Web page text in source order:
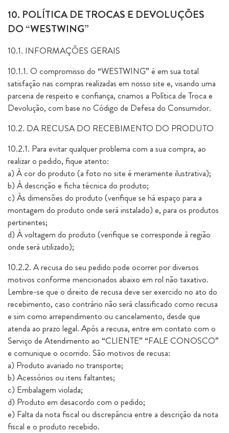
10. POLÍTICA DE TROCAS E DEVOLUÇÕES
DO “WESTWING”
10.1. INFORMAÇÕES GERAIS
10.1.1. O compromisso do “WESTWING” é em sua total
satisfação nas compras realizadas em nosso site e, visando uma
parceria de respeito e confiança, criamos a Política de Troca e
Devolução, com base no Código de Defesa do Consumidor.
10.2. DA RECUSA DO RECEBIMENTO DO PRODUTO
10.2.1. Para evitar qualquer problema com a sua compra, ao
realizar o pedido, fique atento:
a) À cor do produto (a foto no site é meramente ilustrativa);
b) À descrição e ficha técnica do produto;
c) Às dimensões do produto (verifique se há espaço para a
montagem do produto onde será instalado) e, para os produtos
pertinentes;
d) À voltagem do produto (verifique se corresponde à região
onde será utilizado);
10.2.2. A recusa do seu pedido pode ocorrer por diversos
motivos conforme mencionados abaixo em rol não taxativo.
Lembre-se que o direito de recusa deve ser exercido no ato do
recebimento, caso contrário não será classificado como recusa
e sim como arrependimento ou cancelamento, desde que
atenda ao prazo legal. Após a recusa, entre em contato com o
Serviço de Atendimento ao “CLIENTE” “FALE CONOSCO”
e comunique o ocorrido. São motivos de recusa:
a) Produto avariado no transporte;
b) Acessórios ou itens faltantes;
c) Embalagem violada;
d) Produto em desacordo com o pedido;
e) Falta da nota fiscal ou discrepância entre a descrição da nota
fiscal e o produto recebido.